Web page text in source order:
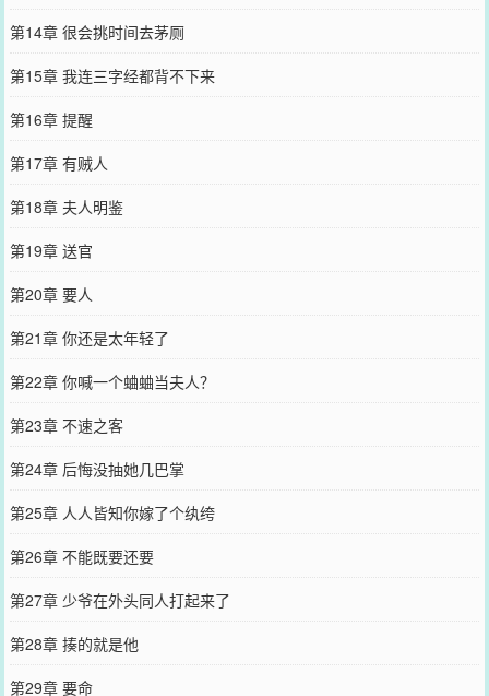
第14章 很会挑时间去茅厕
第15章 我连三字经都背不下来
第16章 提醒
第17章 有贼人
第18章 夫人明鉴
第19章 送官
第20章 要人
第21章 你还是太年轻了
第22章 你喊一个蛐蛐当夫人？
第23章 不速之客
第24章 后悔没抽她几巴掌
第25章 人人皆知你嫁了个纨绔
第26章 不能既要还要
第27章 少爷在外头同人打起来了
第28章 揍的就是他
第29章 要命